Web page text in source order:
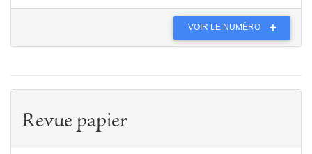
VOIR LE NUMÉRO
Revue papier